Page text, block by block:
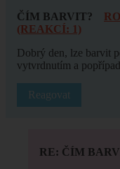
ČÍM BARVIT?
(REAKCÍ: 1)
Dobrý den, lze barvit
vytvrdnutím a
Reagovat
RE: ČÍM